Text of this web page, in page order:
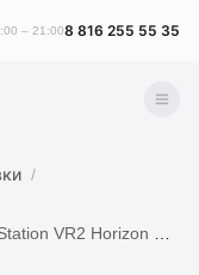
– 21:008 816 255 55 35